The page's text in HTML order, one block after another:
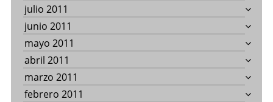
julio 2011
junio 2011
mayo 2011
abril 2011
marzo 2011
febrero 2011